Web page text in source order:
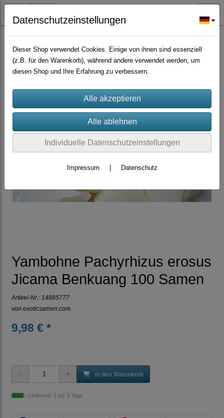
Großmengen Samen
Yambohne Pachyrhizus erosus
Jicama Benkuang 100 Samen
Artikel-Nr.: 14885777
von exoticsamen.com
9,98 € *
in den Warenkorb
Lieferzeit: 1 bis 3 Tage
Datenschutzeinstellungen
Dieser Shop verwendet Cookies. Einige von ihnen sind essenziell
(z.B. für den Warenkorb), während andere verwendet werden, um
diesen Shop und Ihre Erfahrung zu verbessern.
Individuelle Datenschutzeinstellungen
Impressum Datenschutz